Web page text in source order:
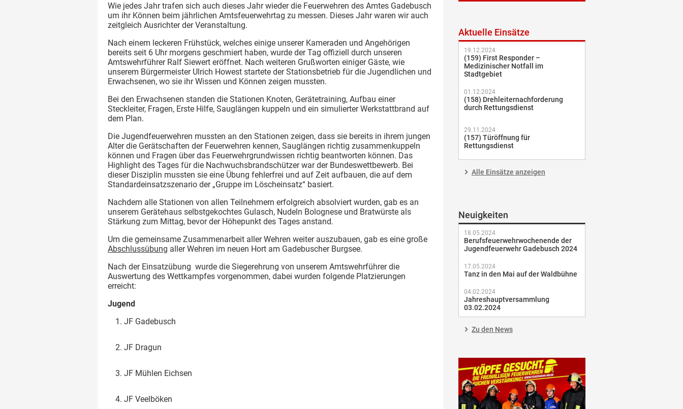
Wie jedes Jahr trafen sich auch dieses Jahr wieder die Feuerwehren des Amtes Gadebusch
um ihr Können beim jährlichen Amtsfeuerwehrtag zu messen. Dieses Jahr waren wir auch
zeitgleich Ausrichter der Veranstaltung.
Nach einem leckeren Frühstück, welches einige unserer Kameraden und Angehörigen
bereits seit 6 Uhr morgens geschmiert haben, wurde der Tag offiziell durch unseren
Amtswehrführer Ralf Siewert eröffnet. Nach weiteren Grußworten einiger Gäste, wie
unserem Bürgermeister Ulrich Howest startete der Stationsbetrieb für die Jugendlichen und
Erwachsenen, wo sie ihr Wissen und Können zeigen mussten.
Bei den Erwachsenen standen die Stationen Knoten, Gerätetraining, Aufbau einer
Steckleiter, Fragen, Erste Hilfe, Sauglängen kuppeln und ein simulierter Werkstattbrand auf
dem Plan.
Die Jugendfeuerwehren mussten an den Stationen zeigen, dass sie bereits in ihrem jungen
Alter die Gerätschaften der Feuerwehren kennen, Sauglängen richtig zusammenkuppeln
können und Fragen über das Feuerwehrgrundwissen richtig beantworten können. Das
Highlight des Tages für die Nachwuchsbrandschützer war der Bundeswettbewerb. Bei
dieser Disziplin mussten sie eine Übung fehlerfrei und auf Zeit aufbauen, die auf dem
Standardeinsatzszenario der „Gruppe im Löscheinsatz“ basiert.
Nachdem alle Stationen von allen Teilnehmern erfolgreich absolviert wurden, gab es an
unserem Gerätehaus selbstgekochtes Gulasch, Nudeln Bolognese und Bratwürste als
Stärkung zum Mittag, bevor der Höhepunkt des Tages anstand.
Um die gemeinsame Zusammenarbeit aller Wehren weiter auszubauen, gab es eine große
Abschlussübung aller Wehren im neuen Hort am Gadebuscher Burgsee.
Nach der Einsatzübung wurde die Siegerehrung von unserem Amtswehrführer die
Auswertung des Wettkampfes vorgenommen, dabei wurden folgende Platzierungen
erreicht:
Jugend
JF Gadebusch
JF Dragun
JF Mühlen Eichsen
JF Veelböken
Aktuelle Einsätze
19.12.2024
(159) First Responder –
Medizinischer Notfall im
Stadtgebiet
01.12.2024
(158) Drehleiternachforderung
durch Rettungsdienst
29.11.2024
(157) Türöffnung für
Rettungsdienst
Alle Einsätze anzeigen
Neuigkeiten
18.05.2024
Berufsfeuerwehrwochenende der
Jugendfeuerwehr Gadebusch 2024
17.05.2024
Tanz in den Mai auf der Waldbühne
04.02.2024
Jahreshauptversammlung
03.02.2024
Zu den News